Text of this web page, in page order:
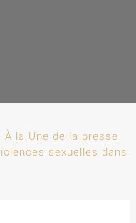
À la Une de la presse
sexuelles dans